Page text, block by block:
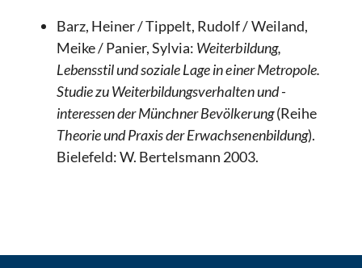
Barz, Heiner / Tippelt, Rudolf / Weiland,
Meike / Panier, Sylvia: Weiterbildung,
Lebensstil und soziale Lage in einer Metropole.
Studie zu Weiterbildungsverhalten und -
interessen der Münchner Bevölkerung(Reihe
Theorie und Praxis der Erwachsenenbildung).
Bielefeld: W. Bertelsmann 2003.